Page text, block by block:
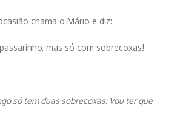
chama o Mário e diz:
mas só com sobrecoxas!
só tem duas sobrecoxas. Vou ter que